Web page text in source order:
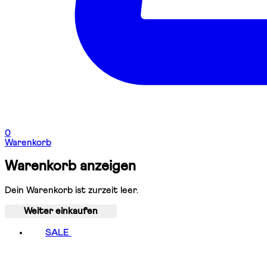
0
Warenkorb
Warenkorb anzeigen
Dein Warenkorb ist zurzeit leer.
Weiter einkaufen
SALE